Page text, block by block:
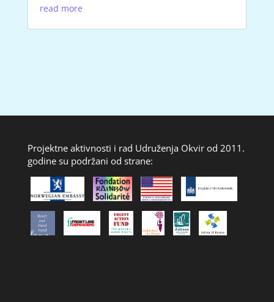
read more
Projektne aktivnosti i rad Udruženja Okvir od 2011.
godine su podržani od strane: